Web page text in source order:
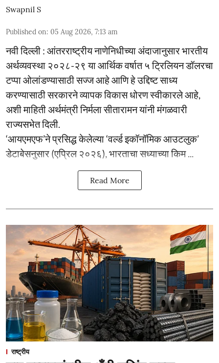
Swapnil S
Published on: 05 Aug 2026, 7:13 am
नवी दिल्ली : आंतरराष्ट्रीय नाणेनिधीच्या अंदाजानुसार भारतीय
अर्थव्यवस्था २०२८-२९ या आर्थिक वर्षात ५ ट्रिलियन डॉलरचा
टप्पा ओलांडण्यासाठी सज्ज आहे आणि हे उद्दिष्ट साध्य
करण्यासाठी सरकारने व्यापक विकास धोरण स्वीकारले आहे,
अशी माहिती अर्थमंत्री निर्मला सीतारामन यांनी मंगळवारी
राज्यसभेत दिली.
‘आयएमएफ’ने प्रसिद्ध केलेल्या ‘वर्ल्ड इकॉनॉमिक आउटलुक’
डेटाबेसनुसार (एप्रिल २०२६), भारताचा सध्याच्या किम ...
Read More
राष्ट्रीय